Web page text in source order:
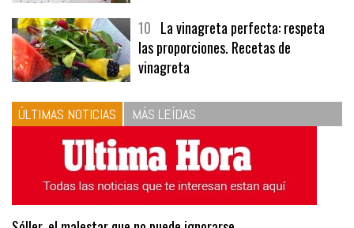
10 La vinagreta perfecta: respeta
las proporciones. Recetas de
vinagreta
ÚLTIMAS NOTICIAS MÁS LEÍDAS